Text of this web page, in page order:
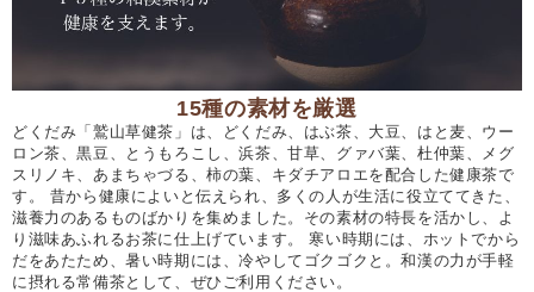
15種の素材を厳選
どくだみ「鷲山草健茶」は、どくだみ、はぶ茶、大豆、はと麦、ウー
ロン茶、黒豆、とうもろこし、浜茶、甘草、グァバ葉、杜仲葉、メグ
スリノキ、あまちゃづる、柿の葉、キダチアロエを配合した健康茶で
す。 昔から健康によいと伝えられ、多くの人が生活に役立ててきた、
滋養力のあるものばかりを集めました。その素材の特長を活かし、よ
り滋味あふれるお茶に仕上げています。 寒い時期には、ホットでから
だをあたため、暑い時期には、冷やしてゴクゴクと。和漢の力が手軽
に摂れる常備茶として、ぜひご利用ください。